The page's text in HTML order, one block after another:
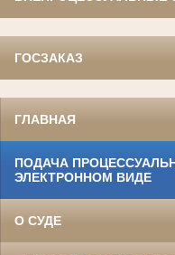
ГОСЗАКАЗ
ГЛАВНАЯ
ПОДАЧА
ЭЛЕКТРОННОМ ВИДЕ
О СУДЕ